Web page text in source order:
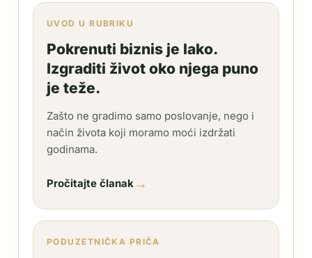
UVOD U RUBRIKU
Pokrenuti biznis je lako.
Izgraditi život oko njega puno
je teže.
Zašto ne gradimo samo poslovanje, nego i
način života koji moramo moći izdržati
godinama.
Pročitajte članak →
PODUZETNIČKA PRIČA